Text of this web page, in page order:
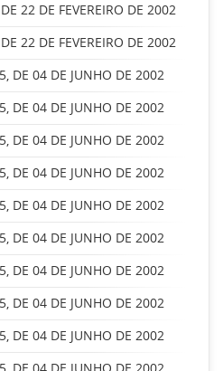
22 DE FEVEREIRO DE 2002
22 DE FEVEREIRO DE 2002
DE 04 DE JUNHO DE 2002
DE 04 DE JUNHO DE 2002
DE 04 DE JUNHO DE 2002
DE 04 DE JUNHO DE 2002
DE 04 DE JUNHO DE 2002
DE 04 DE JUNHO DE 2002
DE 04 DE JUNHO DE 2002
DE 04 DE JUNHO DE 2002
DE 04 DE JUNHO DE 2002